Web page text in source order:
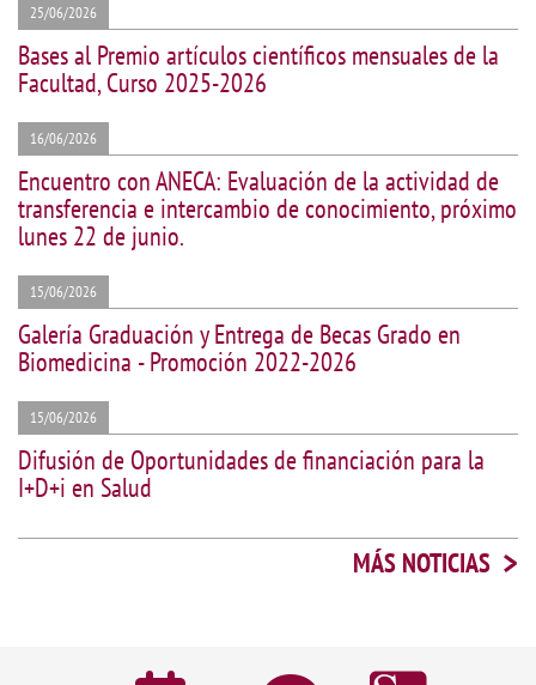
25/06/2026
Bases al Premio artículos científicos mensuales de la
Facultad, Curso 2025-2026
16/06/2026
Encuentro con ANECA: Evaluación de la actividad de
transferencia e intercambio de conocimiento, próximo
lunes 22 de junio.
15/06/2026
Galería Graduación y Entrega de Becas Grado en
Biomedicina - Promoción 2022-2026
15/06/2026
Difusión de Oportunidades de financiación para la
I+D+i en Salud
MÁS NOTICIAS >